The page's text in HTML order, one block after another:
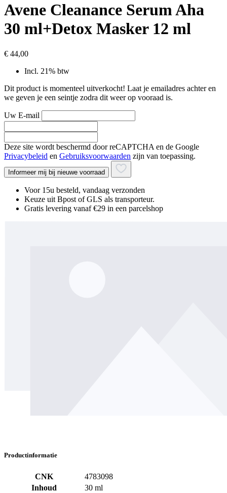
Avene Cleanance Serum Aha
30 ml+Detox Masker 12 ml
€ 44,00
Incl. 21% btw
Dit product is momenteel uitverkocht! Laat je emailadres achter en
we geven je een seintje zodra dit weer op vooraad is.
Uw E-mail
Deze site wordt beschermd door reCAPTCHA en de Google
Privacybeleid en Gebruiksvoorwaarden zijn van toepassing.
Informeer mij bij nieuwe voorraad
Voor 15u besteld, vandaag verzonden
Keuze uit Bpost of GLS als transporteur.
Gratis levering vanaf €29 in een parcelshop
Productinformatie
CNK
4783098
Inhoud
30 ml